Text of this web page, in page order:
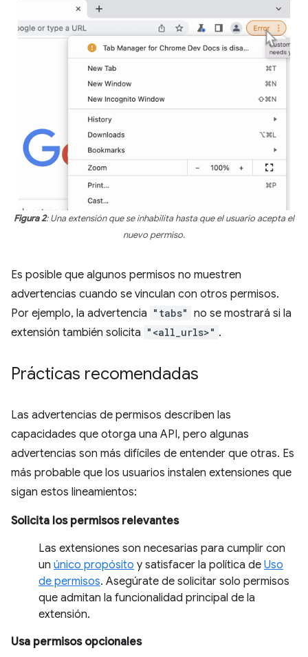
Figura 2: Una extensión que se inhabilita hasta que el usuario acepta el
nuevo permiso.
Es posible que algunos permisos no muestren
advertencias cuando se vinculan con otros permisos.
Por ejemplo, la advertencia "tabs" no se mostrará si la
extensión también solicita "<all_urls>" .
Prácticas recomendadas
Las advertencias de permisos describen las
capacidades que otorga una API, pero algunas
advertencias son más difíciles de entender que otras. Es
más probable que los usuarios instalen extensiones que
sigan estos lineamientos:
Solicita los permisos relevantes
Las extensiones son necesarias para cumplir con
un único propósito y satisfacer la política de Uso
de permisos. Asegúrate de solicitar solo permisos
que admitan la funcionalidad principal de la
extensión.
Usa permisos opcionales